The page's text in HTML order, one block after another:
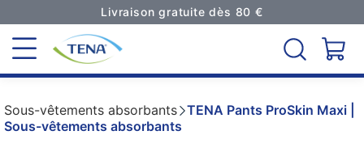
Livraison gratuite dès 80 €
Sous-vêtements absorbants TENA Pants ProSkin Maxi |
Sous-vêtements absorbants